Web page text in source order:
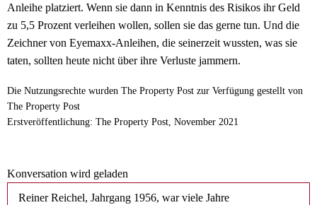
Anleihe platziert. Wenn sie dann in Kenntnis des Risikos ihr Geld
zu 5,5 Prozent verleihen wollen, sollen sie das gerne tun. Und die
Zeichner von Eyemaxx-Anleihen, die seinerzeit wussten, was sie
taten, sollten heute nicht über ihre Verluste jammern.
Die Nutzungsrechte wurden The Property Post zur Verfügung gestellt von
The Property Post
Erstveröffentlichung: The Property Post, November 2021
Konversation wird geladen
Reiner Reichel, Jahrgang 1956, war viele Jahre